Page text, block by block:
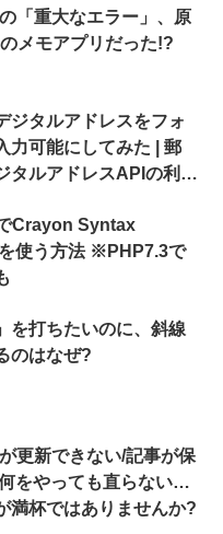
「重大なエラー」、原
メモアプリだった!?
ジタルアドレスをフォ
力可能にしてみた | 郵
タルアドレスAPIの利
Crayon Syntax
使う方法 ※PHP7.3で
を打ちたいのに、斜線
のはなぜ?
更新できない/記事が保
をやっても直らない…
満杯ではありませんか?